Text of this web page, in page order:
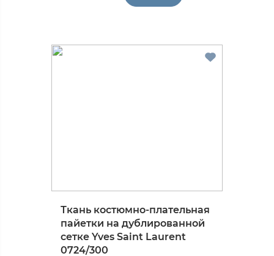
Ткань костюмно-плательная
пайетки на дублированной
сетке Yves Saint Laurent
0724/300